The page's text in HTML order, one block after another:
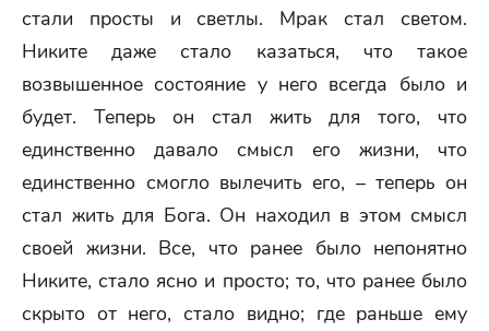
стали просты и светлы. Мрак стал светом.
Никите даже стало казаться, что такое
возвышенное состояние у него всегда было и
будет. Теперь он стал жить для того, что
единственно давало смысл его жизни, что
единственно смогло вылечить его, – теперь он
стал жить для Бога. Он находил в этом смысл
своей жизни. Все, что ранее было непонятно
Никите, стало ясно и просто; то, что ранее было
скрыто от него, стало видно; где раньше ему